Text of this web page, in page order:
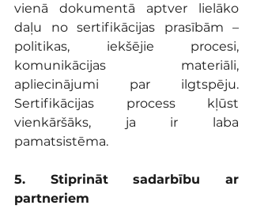
vienā dokumentā aptver lielāko
daļu no sertifikācijas prasībām –
politikas, iekšējie procesi,
komunikācijas materiāli,
apliecinājumi par ilgtspēju.
Sertifikācijas process kļūst
vienkāršāks, ja ir laba
pamatsistēma.
5. Stiprināt sadarbību ar
partneriem